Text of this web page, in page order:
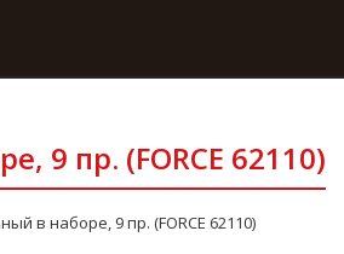
9 пр. (FORCE 62110)
в наборе, 9 пр. (FORCE 62110)